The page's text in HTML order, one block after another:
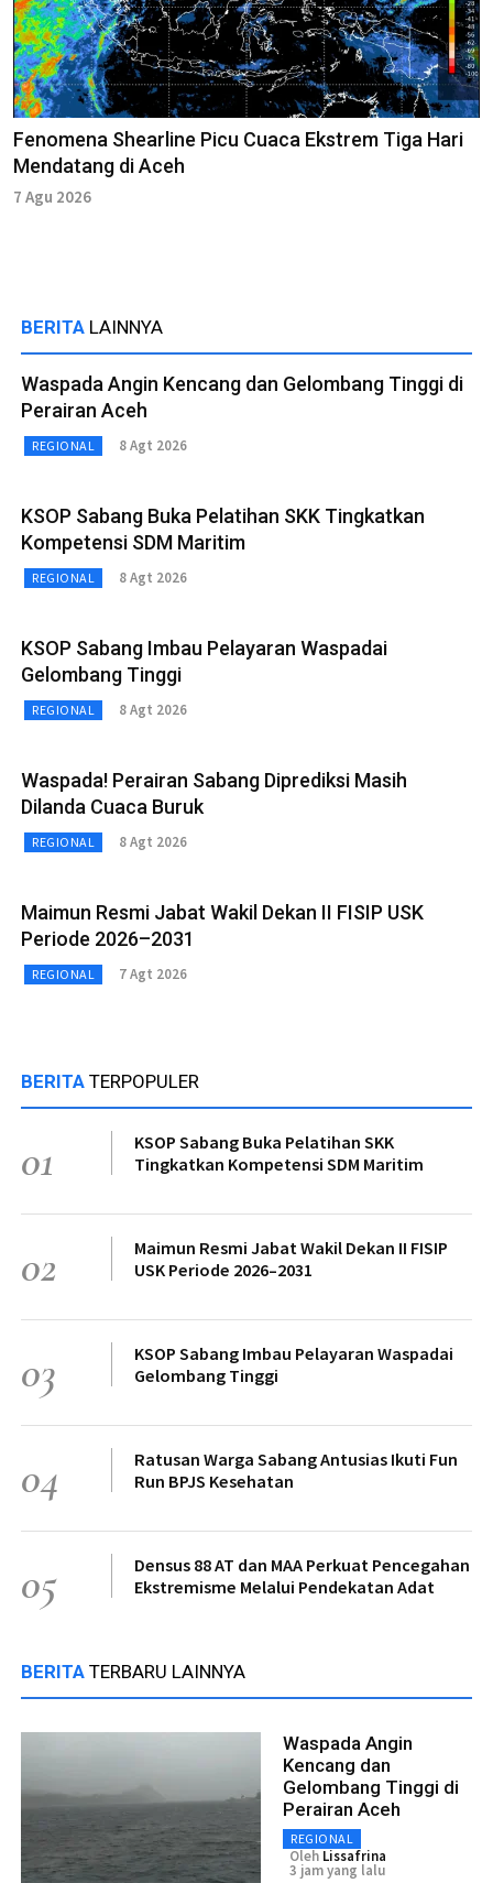
Fenomena Shearline Picu Cuaca Ekstrem Tiga Hari
Mendatang di Aceh
7 Agu 2026
BERITA LAINNYA
Waspada Angin Kencang dan Gelombang Tinggi di
Perairan Aceh
REGIONAL 8 Agt 2026
KSOP Sabang Buka Pelatihan SKK Tingkatkan
Kompetensi SDM Maritim
REGIONAL 8 Agt 2026
KSOP Sabang Imbau Pelayaran Waspadai
Gelombang Tinggi
REGIONAL 8 Agt 2026
Waspada! Perairan Sabang Diprediksi Masih
Dilanda Cuaca Buruk
REGIONAL 8 Agt 2026
Maimun Resmi Jabat Wakil Dekan II FISIP USK
Periode 2026–2031
REGIONAL 7 Agt 2026
BERITA TERPOPULER
01
KSOP Sabang Buka Pelatihan SKK
Tingkatkan Kompetensi SDM Maritim
02
Maimun Resmi Jabat Wakil Dekan II FISIP
USK Periode 2026–2031
03
KSOP Sabang Imbau Pelayaran Waspadai
Gelombang Tinggi
04
Ratusan Warga Sabang Antusias Ikuti Fun
Run BPJS Kesehatan
05
Densus 88 AT dan MAA Perkuat Pencegahan
Ekstremisme Melalui Pendekatan Adat
BERITA TERBARU LAINNYA
Waspada Angin
Kencang dan
Gelombang Tinggi di
Perairan Aceh
REGIONAL
Oleh Lissafrina
3 jam yang lalu